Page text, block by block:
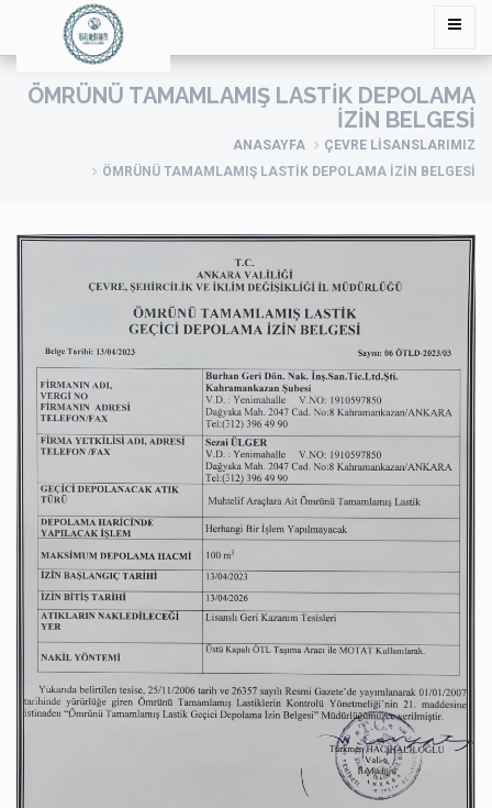
ÖMRÜNÜ TAMAMLAMIŞ LASTIK DEPOLAMA
İZIN BELGESI
ANASAYFA
ÇEVRE LİSANSLARIMIZ
ÖMRÜNÜ TAMAMLAMIŞ LASTIK DEPOLAMA İZIN BELGESI